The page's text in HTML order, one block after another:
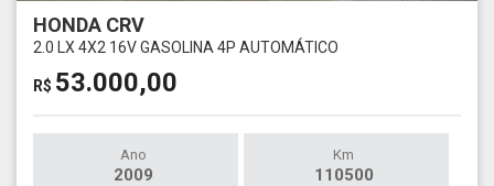
HONDA CRV
2.0 LX 4X2 16V GASOLINA 4P AUTOMÁTICO
R$ 53.000,00
Ano
2009
Km
110500